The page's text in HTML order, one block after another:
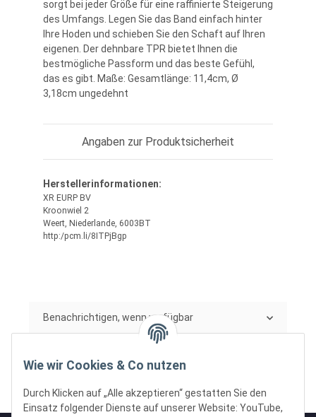
Wie wir Cookies & Co nutzen
Durch Klicken auf „Alle akzeptieren“ gestatten Sie den
Einsatz folgender Dienste auf unserer Website: YouTube,
sorgt bei jeder Größe für eine raffinierte Steigerung
des Umfangs. Legen Sie das Band einfach hinter
Ihre Hoden und schieben Sie den Schaft auf Ihren
eigenen. Der dehnbare TPR bietet Ihnen die
bestmögliche Passform und das beste Gefühl,
das es gibt. Maße: Gesamtlänge: 11,4cm, Ø
3,18cm ungedehnt
Angaben zur Produktsicherheit
Herstellerinformationen:
XR EURP BV
Kroonwiel 2
Weert, Niederlande, 6003BT
http:/pcm.li/8ITPjBgp
Benachrichtigen, wenn verfügbar